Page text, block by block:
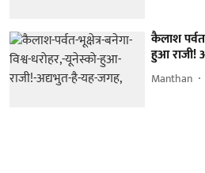
कैलाश
हुआ राजी!
Manthan